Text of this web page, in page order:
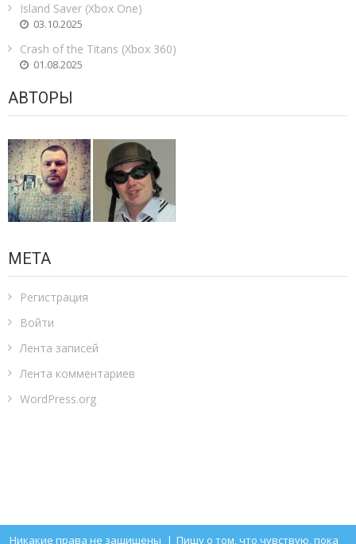
Island Saver (Xbox One)
03.10.2025
Crash of the Titans (Xbox 360)
01.08.2025
АВТОРЫ
МЕТА
Регистрация
Войти
Лента записей
Лента комментариев
WordPress.org
Никакие права не защищены | Пишу о том, что чувствую, пока